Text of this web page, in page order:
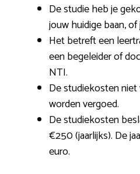
De studie heb je
jouw huidige baan,
Het betreft een
een begeleider of
NTI.
De studiekosten
worden vergoed.
De studiekosten
€250 (jaarlijks). De
euro.